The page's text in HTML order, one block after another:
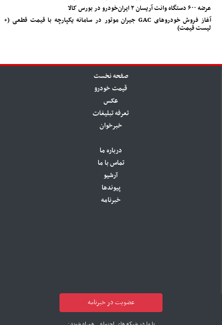
عرضه ۶۰۰ دستگاه وانت آریسان ۲ ایران‌خودرو در بورس کالا
آغاز فروش خودروهای GAC جیران موتور در سامانه یکپارچه با قیمت قطعی (+
لیست قیمت)
صفحه نخست
قیمت خودرو
عکس
تعرفه تبلیغات
خبرخوان
درباره ما
تماس با ما
آرشیو
پیوندها
خبرنامه
عضویت در خبرنامه